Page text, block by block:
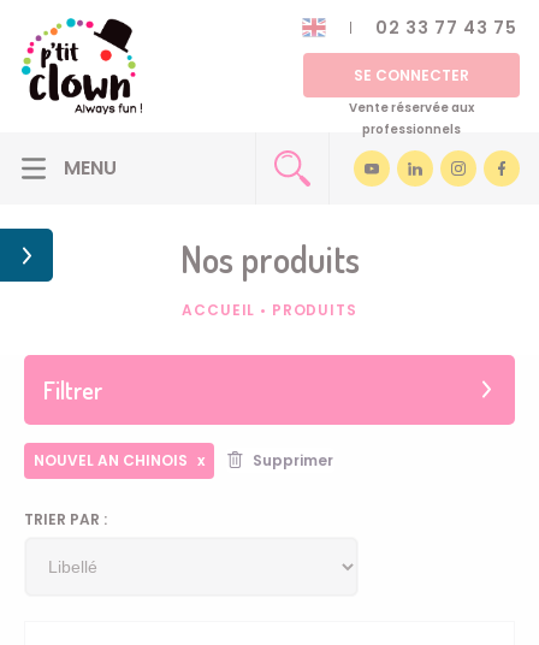
02 33 77 43 75
SE CONNECTER
Vente réservée aux
professionnels
Nos produits
ACCUEIL • PRODUITS
Filtrer
NOUVEL AN CHINOIS Supprimer
TRIER PAR :